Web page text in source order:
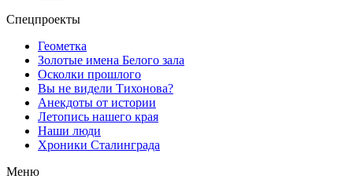
Спецпроекты
Геометка
Золотые имена Белого зала
Осколки прошлого
Вы не видели Тихонова?
Анекдоты от истории
Летопись нашего края
Наши люди
Хроники Сталинграда
Меню